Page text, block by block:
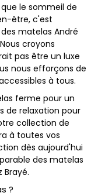
le sommeil de
être, c'est
matelas André
croyons
pas être un luxe
nous efforçons de
à tous.
ferme pour un
de relaxation pour
collection de
à toutes vos
dès aujourd'hui
des matelas
Brayé.
?